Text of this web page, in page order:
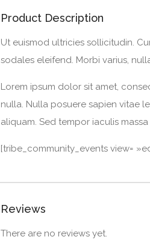
Product Description
Ut euismod ultricies sollicitudin.
sodales eleifend. Morbi varius,
Lorem ipsum dolor sit amet,
nulla. Nulla posuere sapien vitae
aliquam. Sed tempor iaculis
[tribe_community_events view=
Reviews
There are no reviews yet.